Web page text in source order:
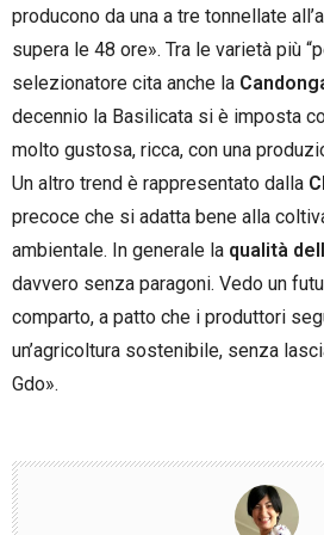
producono da una a tre tonnellate
supera le 48 ore». Tra le varietà più
selezionatore cita anche la
decennio la Basilicata si è imposta
molto gustosa, ricca, con una
Un altro trend è rappresentato dalla
precoce che si adatta bene alla
ambientale. In generale la qualità
davvero senza paragoni. Vedo un
comparto, a patto che i produttori
un’agricoltura sostenibile, senza
Gdo».